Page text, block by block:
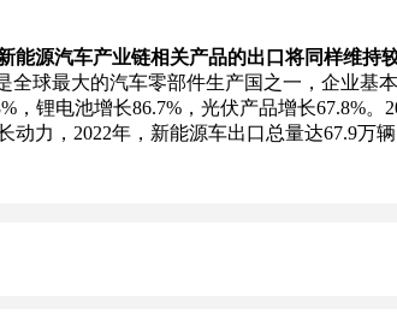
源汽车产业链相关产品的出口将同样维持较
球最大的汽车零部件生产国之一，企业基
锂电池增长86.7%，光伏产品增长67.8%。
力，2022年，新能源车出口总量达67.9万